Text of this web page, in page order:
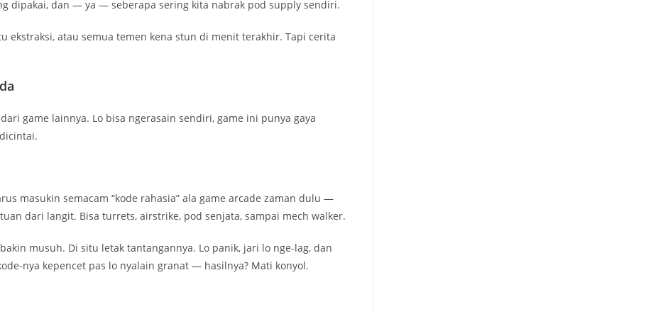
dipakai, dan — ya — seberapa sering kita nabrak pod supply sendiri.
ekstraksi, atau semua temen kena stun di menit terakhir. Tapi cerita
game lainnya. Lo bisa ngerasain sendiri, game ini punya gaya
masukin semacam “kode rahasia” ala game arcade zaman dulu —
dari langit. Bisa turrets, airstrike, pod senjata, sampai mech walker.
musuh. Di situ letak tantangannya. Lo panik, jari lo nge-lag, dan
nya kepencet pas lo nyalain granat — hasilnya? Mati konyol.